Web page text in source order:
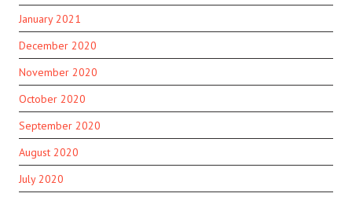
January 2021
December 2020
November 2020
October 2020
September 2020
August 2020
July 2020